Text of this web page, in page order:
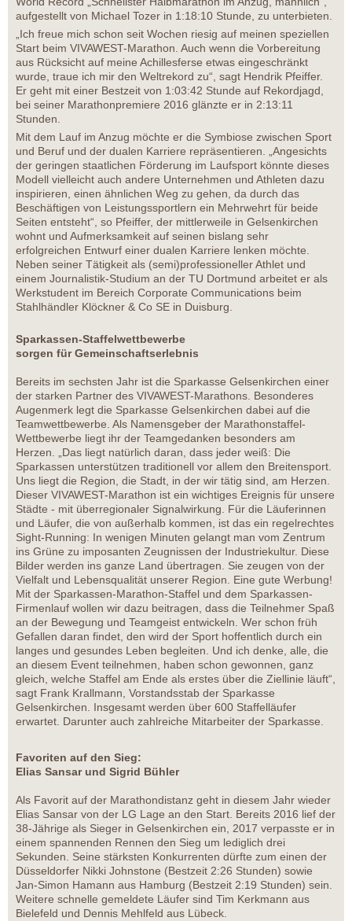
aufgestellt von Michael Tozer in 1:18:10 Stunde, zu unterbieten.
„Ich freue mich schon seit Wochen riesig auf meinen speziellen
Start beim VIVAWEST-Marathon. Auch wenn die Vorbereitung
aus Rücksicht auf meine Achillesferse etwas eingeschränkt
wurde, traue ich mir den Weltrekord zu“, sagt Hendrik Pfeiffer.
Er geht mit einer Bestzeit von 1:03:42 Stunde auf Rekordjagd,
bei seiner Marathonpremiere 2016 glänzte er in 2:13:11
Stunden.
Mit dem Lauf im Anzug möchte er die Symbiose zwischen Sport
und Beruf und der dualen Karriere repräsentieren. „Angesichts
der geringen staatlichen Förderung im Laufsport könnte dieses
Modell vielleicht auch andere Unternehmen und Athleten dazu
inspirieren, einen ähnlichen Weg zu gehen, da durch das
Beschäftigen von Leistungssportlern ein Mehrwehrt für beide
Seiten entsteht“, so Pfeiffer, der mittlerweile in Gelsenkirchen
wohnt und Aufmerksamkeit auf seinen bislang sehr
erfolgreichen Entwurf einer dualen Karriere lenken möchte.
Neben seiner Tätigkeit als (semi)professioneller Athlet und
einem Journalistik-Studium an der TU Dortmund arbeitet er als
Werkstudent im Bereich Corporate Communications beim
Stahlhändler Klöckner & Co SE in Duisburg.
Sparkassen-Staffelwettbewerbe
sorgen für Gemeinschaftserlebnis
Bereits im sechsten Jahr ist die Sparkasse Gelsenkirchen einer
der starken Partner des VIVAWEST-Marathons. Besonderes
Augenmerk legt die Sparkasse Gelsenkirchen dabei auf die
Teamwettbewerbe. Als Namensgeber der Marathonstaffel-
Wettbewerbe liegt ihr der Teamgedanken besonders am
Herzen. „Das liegt natürlich daran, dass jeder weiß: Die
Sparkassen unterstützen traditionell vor allem den Breitensport.
Uns liegt die Region, die Stadt, in der wir tätig sind, am Herzen.
Dieser VIVAWEST-Marathon ist ein wichtiges Ereignis für unsere
Städte - mit überregionaler Signalwirkung. Für die Läuferinnen
und Läufer, die von außerhalb kommen, ist das ein regelrechtes
Sight-Running: In wenigen Minuten gelangt man vom Zentrum
ins Grüne zu imposanten Zeugnissen der Industriekultur. Diese
Bilder werden ins ganze Land übertragen. Sie zeugen von der
Vielfalt und Lebensqualität unserer Region. Eine gute Werbung!
Mit der Sparkassen-Marathon-Staffel und dem Sparkassen-
Firmenlauf wollen wir dazu beitragen, dass die Teilnehmer Spaß
an der Bewegung und Teamgeist entwickeln. Wer schon früh
Gefallen daran findet, den wird der Sport hoffentlich durch ein
langes und gesundes Leben begleiten. Und ich denke, alle, die
an diesem Event teilnehmen, haben schon gewonnen, ganz
gleich, welche Staffel am Ende als erstes über die Ziellinie läuft“,
sagt Frank Krallmann, Vorstandsstab der Sparkasse
Gelsenkirchen. Insgesamt werden über 600 Staffelläufer
erwartet. Darunter auch zahlreiche Mitarbeiter der Sparkasse.
Favoriten auf den Sieg:
Elias Sansar und Sigrid Bühler
Als Favorit auf der Marathondistanz geht in diesem Jahr wieder
Elias Sansar von der LG Lage an den Start. Bereits 2016 lief der
38-Jährige als Sieger in Gelsenkirchen ein, 2017 verpasste er in
einem spannenden Rennen den Sieg um lediglich drei
Sekunden. Seine stärksten Konkurrenten dürfte zum einen der
Düsseldorfer Nikki Johnstone (Bestzeit 2:26 Stunden) sowie
Jan-Simon Hamann aus Hamburg (Bestzeit 2:19 Stunden) sein.
Weitere schnelle gemeldete Läufer sind Tim Kerkmann aus
Bielefeld und Dennis Mehlfeld aus Lübeck.